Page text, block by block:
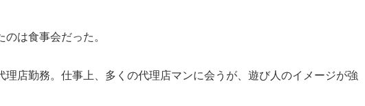
は食事会だった。
理店勤務。仕事上、多くの代理店マンに会うが、遊び人のイメージが強